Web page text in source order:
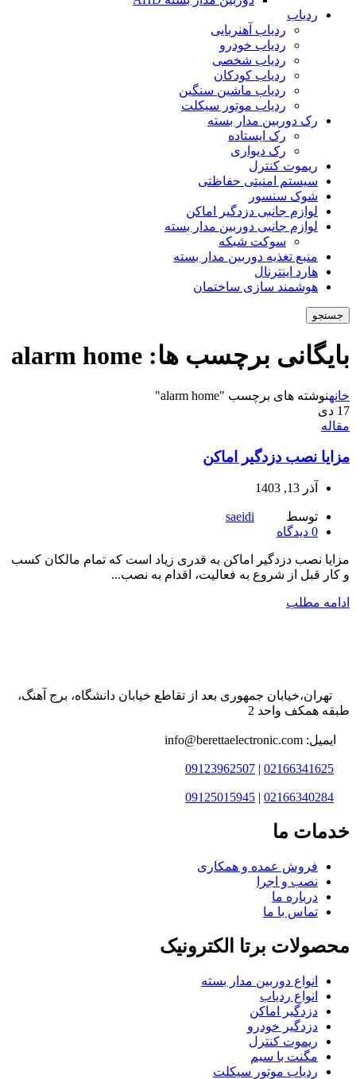
ردیاب
ردیاب آهنربایی
ردیاب خودرو
ردیاب شخصی
ردیاب کودکان
ردیاب ماشین سنگین
ردیاب موتور سیکلت
رک دوربین مدار بسته
رک ایستاده
رک دیواری
ریموت کنترل
سیستم امنیتی حفاظتی
شوک سنسور
لوازم جانبی دزدگیر اماکن
لوازم جانبی دوربین مدار بسته
سوکت شبکه
منبع تغذیه دوربین مدار بسته
هارد اینترنال
هوشمند سازی ساختمان
جستجو
بایگانی برچسب ها: alarm home
خانهنوشته های برچسب "alarm home"
17 دی
مقاله
مزایا نصب دزدگیر اماکن
آذر 13, 1403
توسط
saeidi
0 دیدگاه
مزایا نصب دزدگیر اماکن به قدری زیاد است که تمام مالکان کسب
و کار قبل از شروع به فعالیت، اقدام به نصب...
ادامه مطلب
تهران،خیابان جمهوری بعد از تقاطع خیابان دانشگاه، برج آهنگ،
طبقه همکف واحد 2
ایمیل: info@berettaelectronic.com
02166341625
|
09123962507
02166340284
|
09125015945
خدمات ما
فروش عمده و همکاری
نصب و اجرا
درباره ما
تماس با ما
محصولات برتا الکترونیک
انواع دوربین مدار بسته
انواع ردیاب
دزدگیر اماکن
دزدگیر خودرو
ریموت کنترل
مگنت با سیم
ردیاب موتور سیکلت